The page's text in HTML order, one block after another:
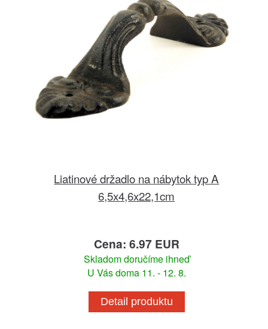
Liatinové držadlo na nábytok typ A
6,5x4,6x22,1cm
Cena: 6.97 EUR
Skladom doručíme ihneď
U Vás doma 11. - 12. 8.
Detail produktu